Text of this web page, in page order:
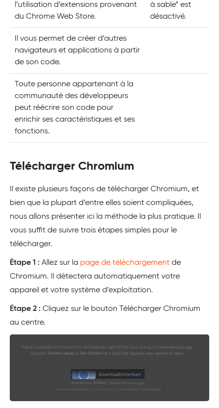
l’utilisation d’extensions provenant
du Chrome Web Store.
à sable” est
désactivé.
Il vous permet de créer d’autres
navigateurs et applications à partir
de son code.
Toute personne appartenant à la
communauté des développeurs
peut réécrire son code pour
enrichir ses caractéristiques et ses
fonctions.
Télécharger Chromium
Il existe plusieurs façons de télécharger Chromium, et
bien que la plupart d’entre elles soient compliquées,
nous allons présenter ici la méthode la plus pratique. Il
vous suffit de suivre trois étapes simples pour le
télécharger.
Étape 1 : Allez sur la page de téléchargement de
Chromium. Il détectera automatiquement votre
appareil et votre système d’exploitation.
Étape 2 : Cliquez sur le bouton Télécharger Chromium
au centre.